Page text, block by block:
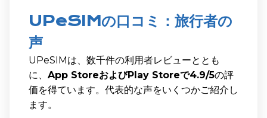
UPeSIMの口コミ：旅行者の
声
UPeSIMは、数千件の利用者レビューととも
に、 App StoreおよびPlay Storeで4.9/5の評
価を得ています。代表的な声をいくつかご紹介し
ます。